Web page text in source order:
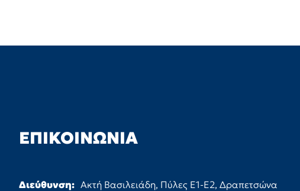
ΕΠΙΚΟΙΝΩΝΊΑ
Διεύθυνση: Ακτή Βασιλειάδη, Πύλες Ε1-Ε2, Δραπετσώνα